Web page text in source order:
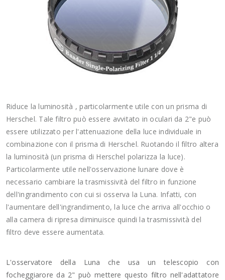
Riduce la luminosità , particolarmente utile con un prisma di
Herschel. Tale filtro può essere avvitato in oculari da 2"e può
essere utilizzato per l'attenuazione della luce individuale in
combinazione con il prisma di Herschel. Ruotando il filtro altera
la luminosità (un prisma di Herschel polarizza la luce).
Particolarmente utile nell'osservazione lunare dove è
necessario cambiare la trasmissività del filtro in funzione
dell'ingrandimento con cui si osserva la Luna. Infatti, con
l'aumentare dell'ingrandimento, la luce che arriva all'occhio o
alla camera di ripresa diminuisce quindi la trasmissività del
filtro deve essere aumentata.
L'osservatore della Luna che usa un telescopio con
focheggiarore da 2" può mettere questo filtro nell'adattatore